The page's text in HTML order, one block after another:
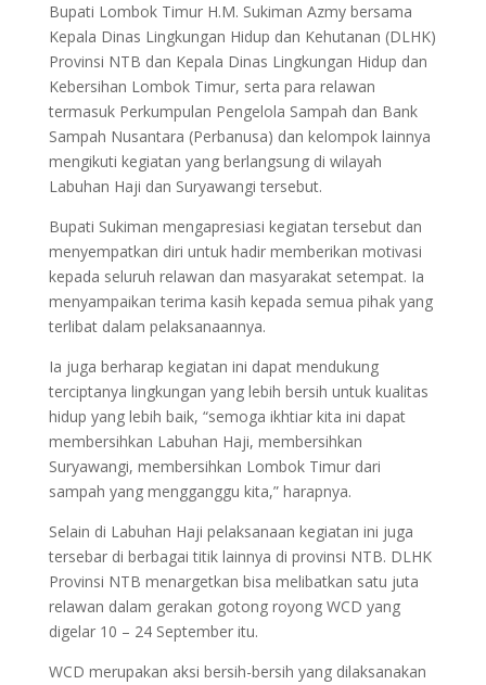
Bupati Lombok Timur H.M. Sukiman Azmy bersama
Kepala Dinas Lingkungan Hidup dan Kehutanan (DLHK)
Provinsi NTB dan Kepala Dinas Lingkungan Hidup dan
Kebersihan Lombok Timur, serta para relawan
termasuk Perkumpulan Pengelola Sampah dan Bank
Sampah Nusantara (Perbanusa) dan kelompok lainnya
mengikuti kegiatan yang berlangsung di wilayah
Labuhan Haji dan Suryawangi tersebut.
Bupati Sukiman mengapresiasi kegiatan tersebut dan
menyempatkan diri untuk hadir memberikan motivasi
kepada seluruh relawan dan masyarakat setempat. Ia
menyampaikan terima kasih kepada semua pihak yang
terlibat dalam pelaksanaannya.
Ia juga berharap kegiatan ini dapat mendukung
terciptanya lingkungan yang lebih bersih untuk kualitas
hidup yang lebih baik, “semoga ikhtiar kita ini dapat
membersihkan Labuhan Haji, membersihkan
Suryawangi, membersihkan Lombok Timur dari
sampah yang mengganggu kita,” harapnya.
Selain di Labuhan Haji pelaksanaan kegiatan ini juga
tersebar di berbagai titik lainnya di provinsi NTB. DLHK
Provinsi NTB menargetkan bisa melibatkan satu juta
relawan dalam gerakan gotong royong WCD yang
digelar 10 – 24 September itu.
WCD merupakan aksi bersih-bersih yang dilaksanakan